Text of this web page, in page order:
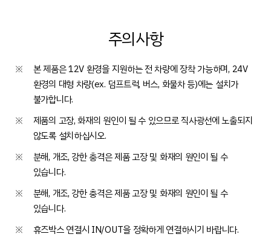
주의사항
※
본 제품은 12V 환경을 지원하는 전 차량에 장착 가능하며, 24V
환경의 대형 차량(ex. 덤프트럭, 버스, 화물차 등)에는 설치가
불가합니다.
※
제품의 고장, 화재의 원인이 될 수 있으므로 직사광선에 노출되지
않도록 설치하십시오.
※
분해, 개조, 강한 충격은 제품 고장 및 화재의 원인이 될 수
있습니다.
※
분해, 개조, 강한 충격은 제품 고장 및 화재의 원인이 될 수
있습니다.
※
휴즈박스 연결시 IN/OUT을 정확하게 연결하시기 바랍니다.